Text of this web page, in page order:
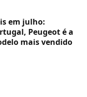
em julho:
Peugeot é a
mais vendido